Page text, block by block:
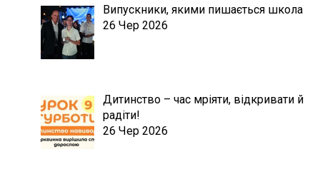
Випускники, якими пишається школа
26 Чер 2026
Дитинство – час мріяти, відкривати й
радіти!
26 Чер 2026